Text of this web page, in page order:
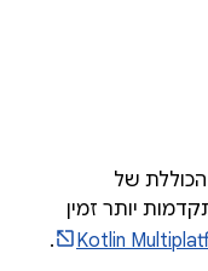
של
יותר זמין
.